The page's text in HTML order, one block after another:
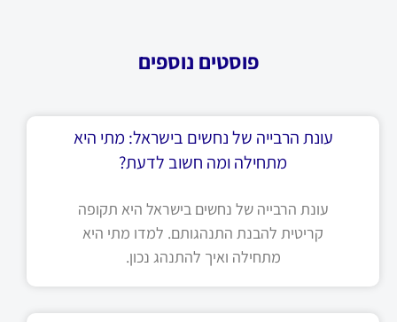
פוסטים נוספים
עונת הרבייה של נחשים בישראל: מתי היא
מתחילה ומה חשוב לדעת?
עונת הרבייה של נחשים בישראל היא תקופה
קריטית להבנת התנהגותם. למדו מתי היא
מתחילה ואיך להתנהג נכון.